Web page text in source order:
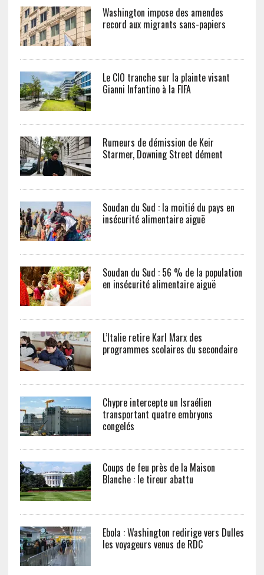
Washington impose des amendes
record aux migrants sans-papiers
Le CIO tranche sur la plainte visant
Gianni Infantino à la FIFA
Rumeurs de démission de Keir
Starmer, Downing Street dément
Soudan du Sud : la moitié du pays en
insécurité alimentaire aiguë
Soudan du Sud : 56 % de la population
en insécurité alimentaire aiguë
L’Italie retire Karl Marx des
programmes scolaires du secondaire
Chypre intercepte un Israélien
transportant quatre embryons
congelés
Coups de feu près de la Maison
Blanche : le tireur abattu
Ebola : Washington redirige vers Dulles
les voyageurs venus de RDC